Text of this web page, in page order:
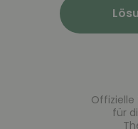
Offizielle
für